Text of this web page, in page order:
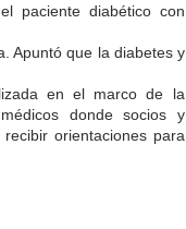
paciente diabético con
Apuntó que la diabetes y
en el marco de la
dondesocios y
orientaciones para